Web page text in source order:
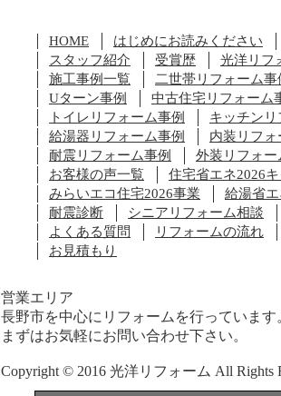
HOME はじめにお読みください
スタッフ紹介
受賞歴 光洋リフ
施工事例一覧
二世帯リフォーム事
Uターン事例
中古住宅リフォーム
トイレリフォーム事例
キッチンリ
給湯器リフォーム事例
内装リフォ
耐震リフォーム事例
外装リフォー
お客様の声一覧
住宅省エネ2026
みらいエコ住宅2026事業
給湯省
耐震診断
シニアリフォーム相談
よくある質問
リフォームの流れ
お見積もり
営業エリア
長野市を中心にリフォームを行っています
まずはお気軽にお問い合わせ下さい。
Copyright © 2016 光洋リフォーム All Rights